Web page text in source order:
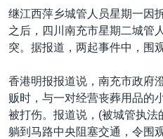
跳
索
欧洲
非洲
全球议题
科教·文娱·体健
军事
环境
白宫要闻
国会报道
美国建国250周年
埃博拉疫情
VOA视频
VOA今日焦点
关注我们
继江西萍乡城管人员星期一因
之后，四川南充市星期二城管
突。据报道，两起事件中，围
香港明报报道说，南充市政府
贩时，与一对经营丧葬用品的
被打伤。报道说，(被城管执
躺到马路中央阻塞交通，令围